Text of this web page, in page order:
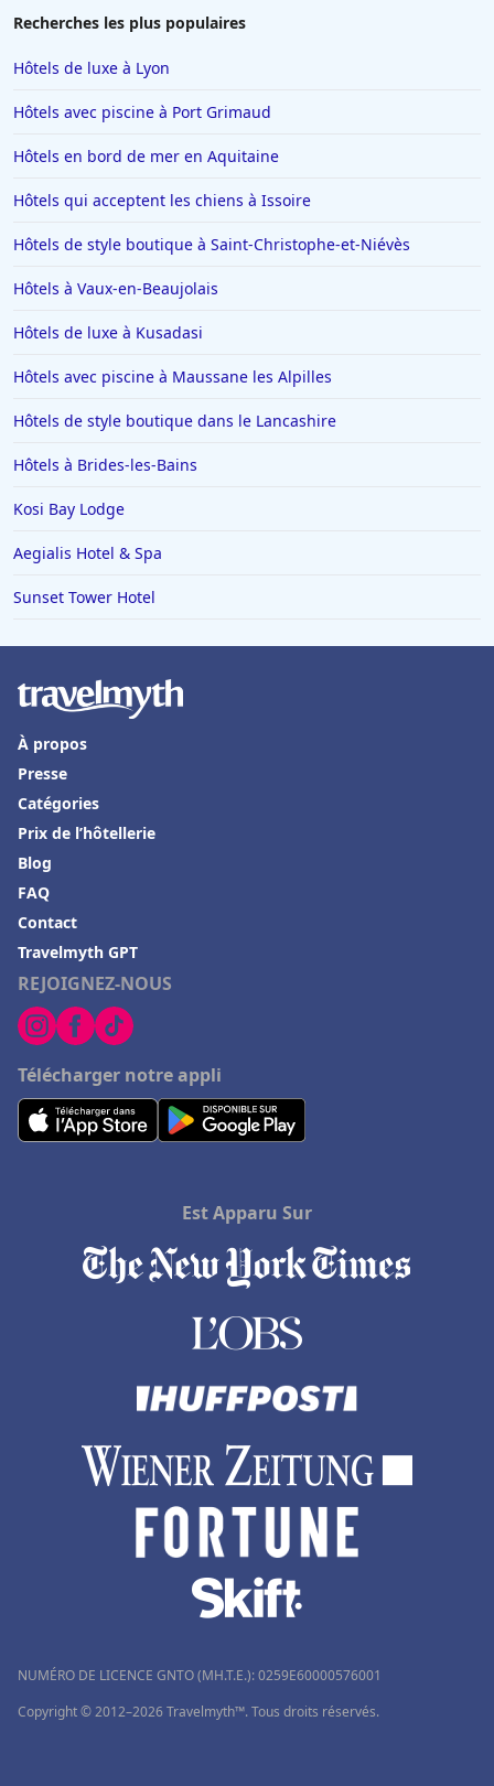
Recherches les plus populaires
Hôtels de luxe à Lyon
Hôtels avec piscine à Port Grimaud
Hôtels en bord de mer en Aquitaine
Hôtels qui acceptent les chiens à Issoire
Hôtels de style boutique à Saint-Christophe-et-Niévès
Hôtels à Vaux-en-Beaujolais
Hôtels de luxe à Kusadasi
Hôtels avec piscine à Maussane les Alpilles
Hôtels de style boutique dans le Lancashire
Hôtels à Brides-les-Bains
Kosi Bay Lodge
Aegialis Hotel & Spa
Sunset Tower Hotel
REJOIGNEZ-NOUS
Télécharger notre appli
À propos
Presse
Catégories
Prix de l’hôtellerie
Blog
FAQ
Contact
Travelmyth GPT
Est Apparu Sur
NUMÉRO DE LICENCE GNTO (MH.T.E.): 0259Ε60000576001
Copyright © 2012–2026 Travelmyth™. Tous droits réservés.